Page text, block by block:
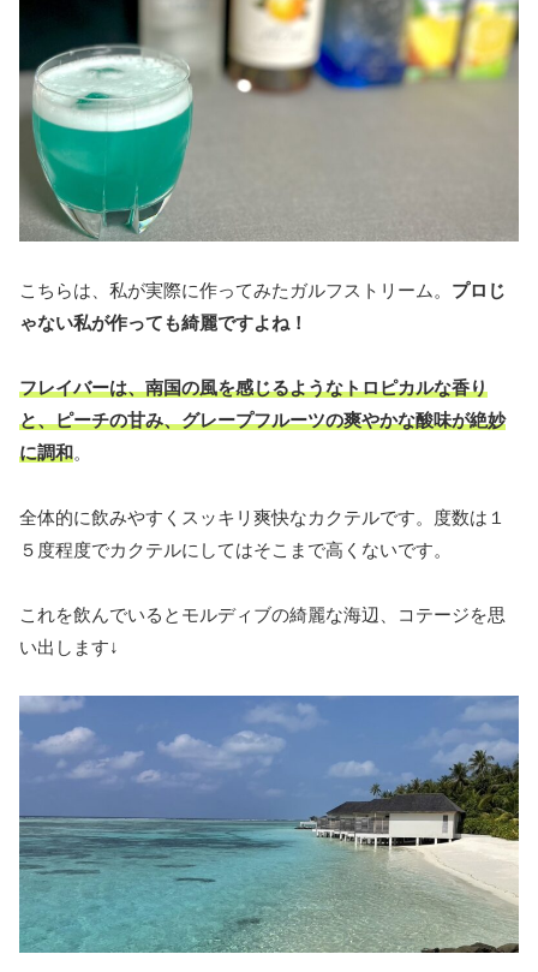
こちらは、私が実際に作ってみたガルフストリーム。 プロじ
ゃない私が作っても綺麗ですよね！
フレイバーは、南国の風を感じるようなトロピカルな香り
と、ピーチの甘み、グレープフルーツの爽やかな酸味が絶妙
に調和。
全体的に飲みやすくスッキリ爽快なカクテルです。度数は１
５度程度でカクテルにしてはそこまで高くないです。
これを飲んでいるとモルディブの綺麗な海辺、コテージを思
い出します↓